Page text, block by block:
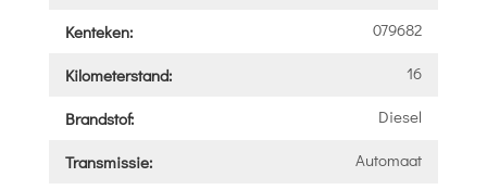
Kenteken: 079682
Kilometerstand: 16
Brandstof: Diesel
Transmissie: Automaat